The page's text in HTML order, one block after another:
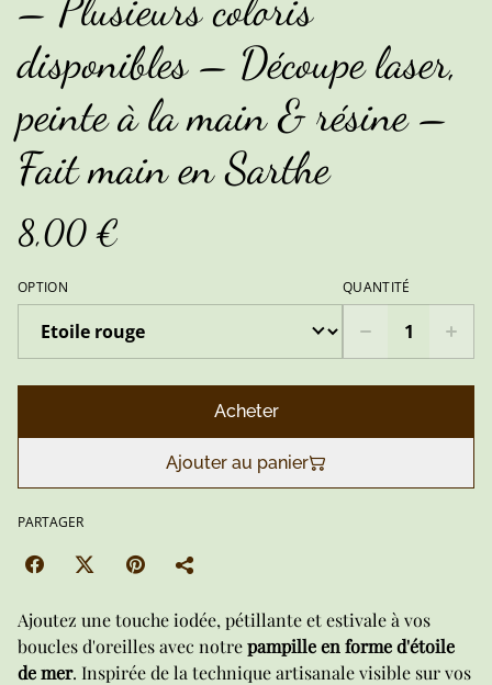
disponibles – Découpe laser,
peinte à la main & résine –
Fait main en Sarthe
8,00 €
OPTION QUANTITÉ
Acheter
Ajouter au panier
PARTAGER
Ajoutez une touche iodée, pétillante et estivale à vos
boucles d'oreilles avec notrepampille en forme d'étoile
de mer. Inspirée de la technique artisanale visible sur vos